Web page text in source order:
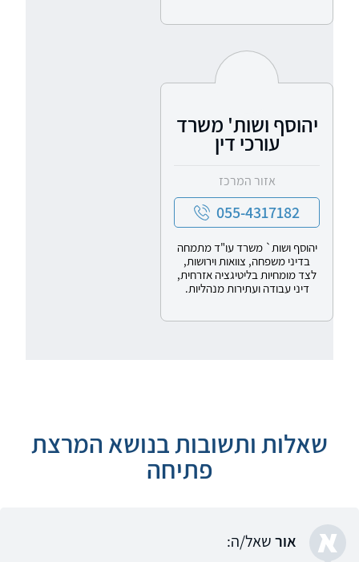
יהוסף ושות' משרד
עורכי דין
אזור המרכז
055-4317182
יהוסף ושות` משרד עו"ד מתמחה
בדיני משפחה, צוואות וירושות,
לצד מומחיות בליטיגציה אזרחית,
דיני עבודה ועתירות מנהליות.
שאלות ותשובות בנושא המרצת
פתיחה
א אורשאל/ה: